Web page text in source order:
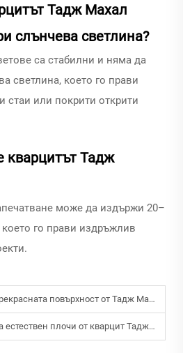
Тадж Махал
слънчева светлина?
са стабилни и няма да
светлина, което го прави
стаи или покрити открити
кварцитът Тадж
може да издържи 20–
го прави издръжлив
от Тадж Махал: Практическо ръководство за собственици на жилища
от кварцит Тадж Махал: Практическо въведение за ремонт на жилища